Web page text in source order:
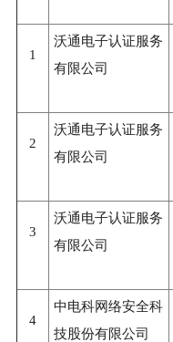
1
沃通电子认证服务
有限公司
2
沃通电子认证服务
有限公司
3
沃通电子认证服务
有限公司
4
中电科网络安全科
技股份有限公司